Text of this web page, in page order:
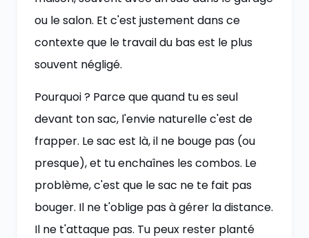
ou le salon. Et c'est justement dans ce
contexte que le travail du bas est le plus
souvent négligé.
Pourquoi ? Parce que quand tu es seul
devant ton sac, l'envie naturelle c'est de
frapper. Le sac est là, il ne bouge pas (ou
presque), et tu enchaînes les combos. Le
problème, c'est que le sac ne te fait pas
bouger. Il ne t'oblige pas à gérer la distance.
Il ne t'attaque pas. Tu peux rester planté